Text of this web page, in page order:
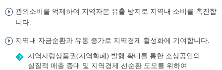
관외소비를 억제하여 지역자본 유출 방지로 지역내 소비를 촉진합
니다.
지역내 자금순환과 유통 증가로 지역경제 활성화에 기여합니다.
지역사랑상품권(지역화폐) 발행 확대를 통한 소상공인의
실질적 매출 증대 및 지역경제 선순환 도모를 위하여